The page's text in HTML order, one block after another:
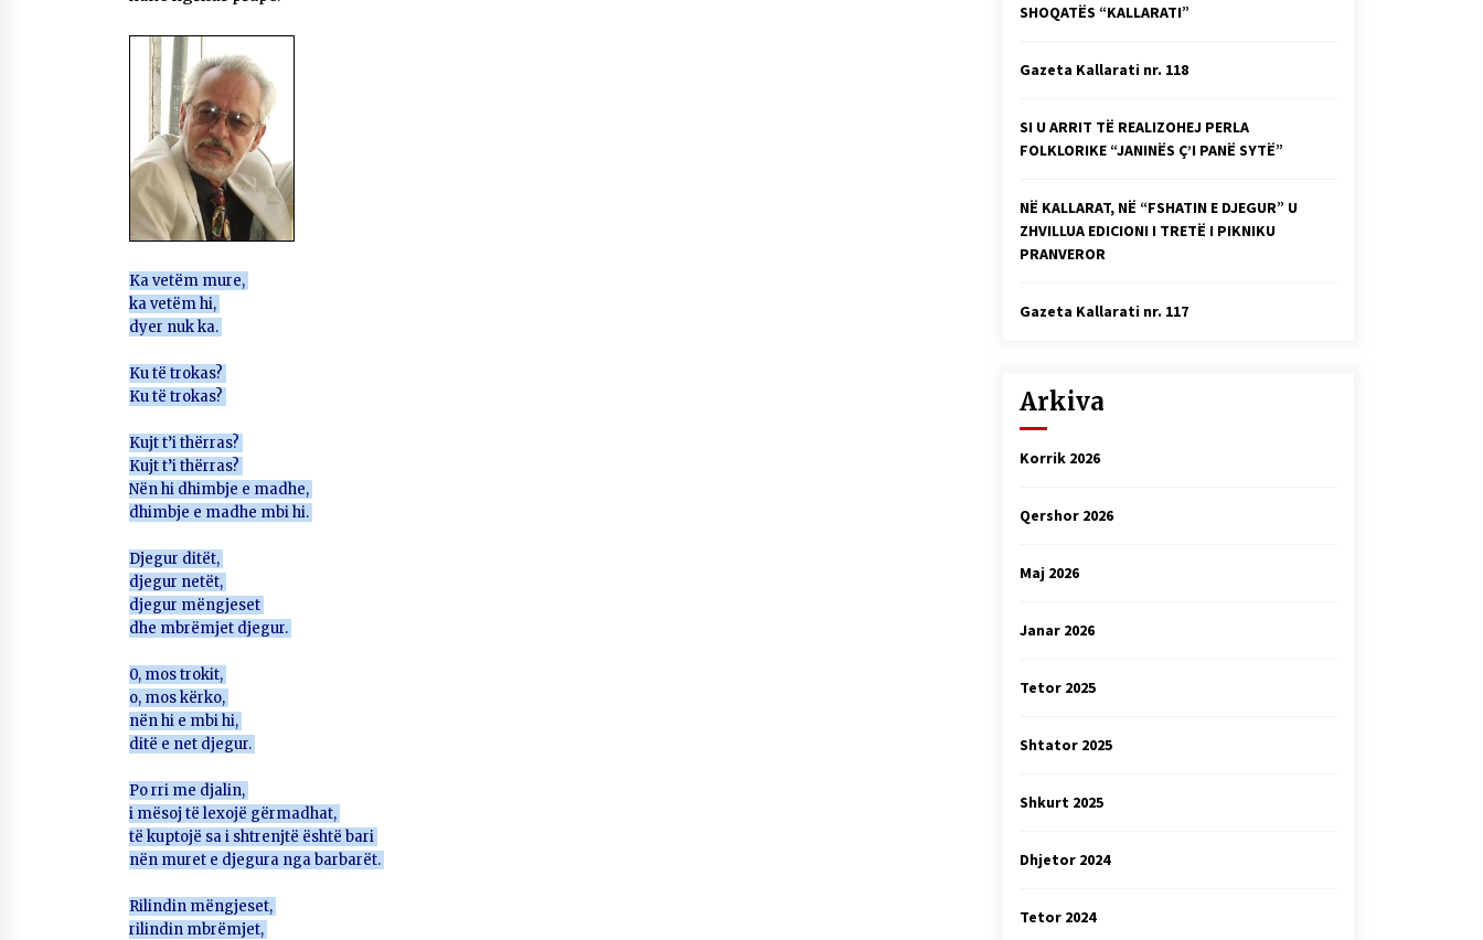
Atdheu
17/10/2025
Faksimilet e një 83 vjetori lufte:
04/10/2025
KALLARATI NË AKSIONET
KOMBËTARE PËR RINDËRTIMIN E
VENDIT – NGA ÇIZE XHAFERAJ
22/09/2025
Gazeta Kallarati nr. 114
06/02/2025
Ka vetëm mure,
ka vetëm hi,
dyer nuk ka.
Ku të trokas?
Ku të trokas?
Kujt t’i thërras?
Kujt t’i thërras?
Nën hi dhimbje e madhe,
dhimbje e madhe mbi hi.
Djegur ditët,
djegur netët,
djegur mëngjeset
dhe mbrëmjet djegur.
0, mos trokit,
o, mos kërko,
nën hi e mbi hi,
ditë e net djegur.
Po rri me djalin,
i mësoj të lexojë gërmadhat,
të kuptojë sa i shtrenjtë është bari
nën muret e djegura nga barbarët.
Rilindin mëngjeset,
rilindin mbrëmjet,
SHOQATËS “KALLARATI”
Gazeta Kallarati nr. 118
SI U ARRIT TË REALIZOHEJ PERLA
FOLKLORIKE “JANINËS Ç’I PANË SYTË”
NË KALLARAT, NË “FSHATIN E DJEGUR” U
ZHVILLUA EDICIONI I TRETË I PIKNIKU
PRANVEROR
Gazeta Kallarati nr. 117
Arkiva
Korrik 2026
Qershor 2026
Maj 2026
Janar 2026
Tetor 2025
Shtator 2025
Shkurt 2025
Dhjetor 2024
Tetor 2024